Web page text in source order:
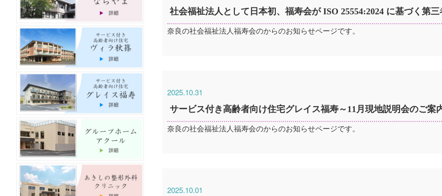
社会福祉法人として日本初、福寿会が ISO 25554:2024 に基づく第
奈良の社会福祉法人福寿会のからのお知らせページです。
2025.10.31
サービス付き高齢者向け住宅グレイス福寿～11月現地説明会のご案
奈良の社会福祉法人福寿会のからのお知らせページです。
2025.10.01